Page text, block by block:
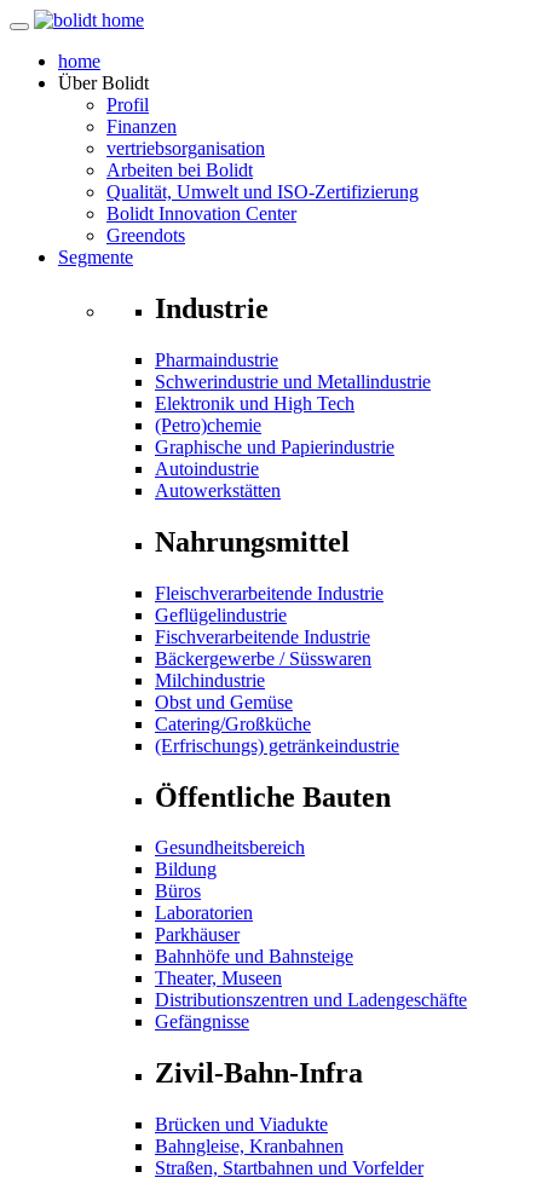
home
ÜberBolidt
Profil
Finanzen
vertriebsorganisation
Arbeiten bei Bolidt
Qualität, Umwelt und ISO-Zertifizierung
Bolidt Innovation Center
Greendots
Segmente
Industrie
Pharmaindustrie
Schwerindustrie und Metallindustrie
Elektronik und High Tech
(Petro)chemie
Graphische und Papierindustrie
Autoindustrie
Autowerkstätten
Nahrungsmittel
Fleischverarbeitende Industrie
Geflügelindustrie
Fischverarbeitende Industrie
Bäckergewerbe / Süsswaren
Milchindustrie
Obst und Gemüse
Catering/Großküche
(Erfrischungs) getränkeindustrie
Öffentliche Bauten
Gesundheitsbereich
Bildung
Büros
Laboratorien
Parkhäuser
Bahnhöfe und Bahnsteige
Theater, Museen
Distributionszentren und Ladengeschäfte
Gefängnisse
Zivil-Bahn-Infra
Brücken und Viadukte
Bahngleise, Kranbahnen
Straßen, Startbahnen und Vorfelder